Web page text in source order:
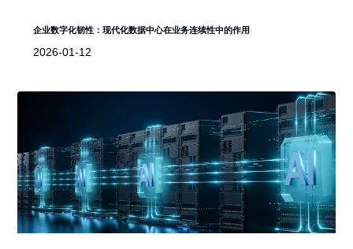
企业数字化韧性：现代化数据中心在业务连续性中的作用
2026-01-12